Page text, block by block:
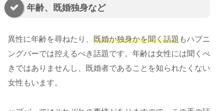
年齢、既婚独身など
異性に年齢を尋ねたり、 既婚か独身かを聞く話題もハプニ
ングバーでは控えるべき話題です。年齢は女性には聞くべ
きではありませんし、既婚者であることを知られたくない
女性もいます。